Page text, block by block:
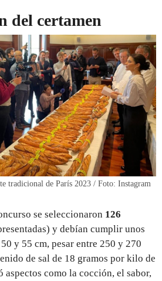
del certamen
tradicional de París 2023 / Foto: Instagram
se seleccionaron 126
y debían cumplir unos
y 55 cm, pesar entre 250 y 270
de sal de 18 gramos por kilo de
como la cocción, el sabor,